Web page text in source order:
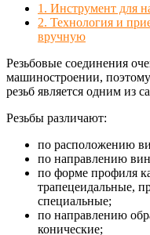
1. Инструмент для
2. Технология и
вручную
Резьбовые соединения
машиностроении,
резьб является одним из
Резьбы различают:
по расположению
по направлению
по форме профиля
трапецеидальные,
специальные;
по направлению
конические;